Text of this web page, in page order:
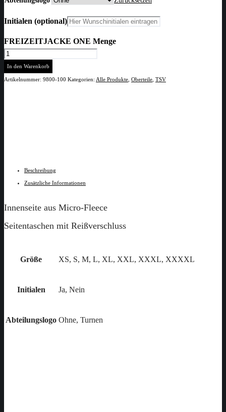
Initialen (optional)
FREIZEITJACKE ONE Menge
In den Warenkorb
Artikelnummer: 9800-100 Kategorien: Alle Produkte Oberteile TSV
Beschreibung
Zusätzliche Informationen
Innenseite aus Micro-Fleece
Seitentaschen mit Reißverschluss
Größe XS, S, M, L, XL, XXL, XXXL, XXXXL
Initialen Ja, Nein
Abteilungslogo Ohne, Turnen